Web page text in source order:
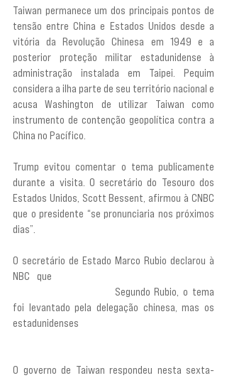
Taiwan permanece um dos principais pontos de
tensão entre China e Estados Unidos desde a
vitória da Revolução Chinesa em 1949 e a
posterior proteção militar estadunidense à
administração instalada em Taipei. Pequim
considera a ilha parte de seu território nacional e
acusa Washington de utilizar Taiwan como
instrumento de contenção geopolítica contra a
China no Pacífico.
Trump evitou comentar o tema publicamente
durante a visita. O secretário do Tesouro dos
Estados Unidos, Scott Bessent, afirmou à CNBC
que o presidente “se pronunciaria nos próximos
dias”.
O secretário de Estado Marco Rubio declarou à
NBC que
Segundo Rubio, o tema
foi levantado pela delegação chinesa, mas os
estadunidenses
O governo de Taiwan respondeu nesta sexta-